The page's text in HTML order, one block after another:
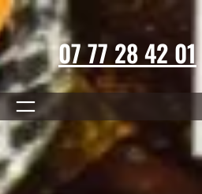
07 77 28 42 01